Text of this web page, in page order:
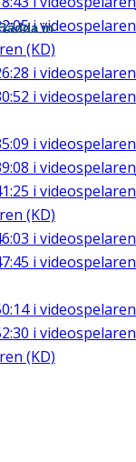
i videospelaren
(KD)
i videospelaren
i videospelaren
i videospelaren
i videospelaren
i videospelaren
(KD)
i videospelaren
i videospelaren
i videospelaren
i videospelaren
(KD)
in